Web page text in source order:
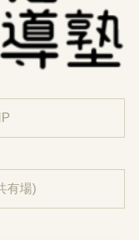
有場)